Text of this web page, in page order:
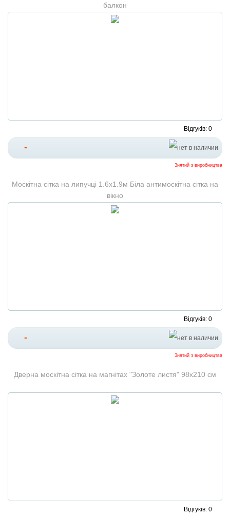
балкон
Відгуків: 0
-
Знятий з виробництва
Москітна сітка на липучці 1.6х1.9м Біла антимоскітна сітка на
вікно
Відгуків: 0
-
Знятий з виробництва
Дверна москітна сітка на магнітах "Золоте листя" 98х210 см
Відгуків: 0